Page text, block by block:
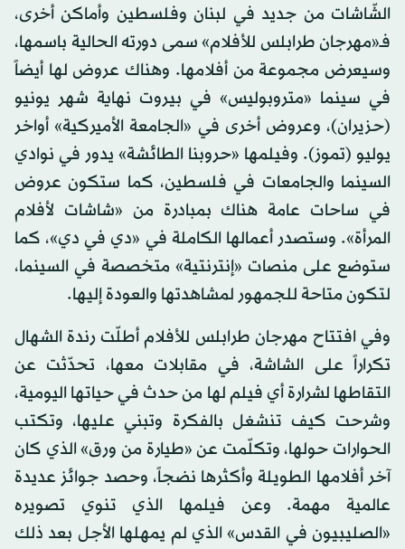
الشّاشات من جديد في لبنان وفلسطين وأماكن أخرى،
فـ«مهرجان طرابلس للأفلام» سمى دورته الحالية باسمها،
وسيعرض مجموعة من أفلامها. وهناك عروض لها أيضاً
في سينما «متروبوليس» في بيروت نهاية شهر يونيو
(حزيران)، وعروض أخرى في «الجامعة الأميركية» أواخر
يوليو (تموز). وفيلمها «حروبنا الطائشة» يدور في نوادي
السينما والجامعات في فلسطين، كما ستكون عروض
في ساحات عامة هناك بمبادرة من «شاشات لأفلام
المرأة». وستصدر أعمالها الكاملة في «دي في دي»، كما
ستوضع على منصات «إنترنتية» متخصصة في السينما،
لتكون متاحة للجمهور لمشاهدتها والعودة إليها.
وفي افتتاح مهرجان طرابلس للأفلام أطلّت رندة الشهال
تكراراً على الشاشة، في مقابلات معها، تحدّثت عن
التقاطها لشرارة أي فيلم لها من حدث في حياتها اليومية،
وشرحت كيف تنشغل بالفكرة وتبني عليها، وتكتب
الحوارات حولها، وتكلّمت عن «طيارة من ورق» الذي كان
آخر أفلامها الطويلة وأكثرها نضجاً، وحصد جوائز عديدة
عالمية مهمة. وعن فيلمها الذي تنوي تصويره
«الصليبيون في القدس» الذي لم يمهلها الأجل بعد ذلك